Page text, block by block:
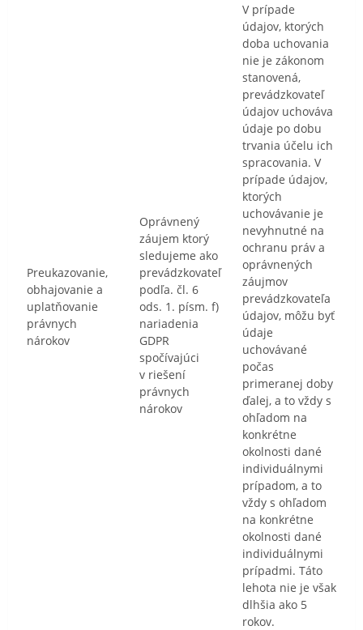
Preukazovanie,
obhajovanie a
uplatňovanie
právnych
nárokov
Oprávnený
záujem ktorý
sledujeme ako
prevádzkovateľ
podľa. čl. 6
ods. 1. písm. f)
nariadenia
GDPR
spočívajúci
v riešení
právnych
nárokov
V prípade
údajov, ktorých
doba uchovania
nie je zákonom
stanovená,
prevádzkovateľ
údajov uchováva
údaje po dobu
trvania účelu ich
spracovania. V
prípade údajov,
ktorých
uchovávanie je
nevyhnutné na
ochranu práv a
oprávnených
záujmov
prevádzkovateľa
údajov, môžu byť
údaje
uchovávané
počas
primeranej doby
ďalej, a to vždy s
ohľadom na
konkrétne
okolnosti dané
individuálnymi
prípadom, a to
vždy s ohľadom
na konkrétne
okolnosti dané
individuálnymi
prípadmi. Táto
lehota nie je však
dlhšia ako 5
rokov.